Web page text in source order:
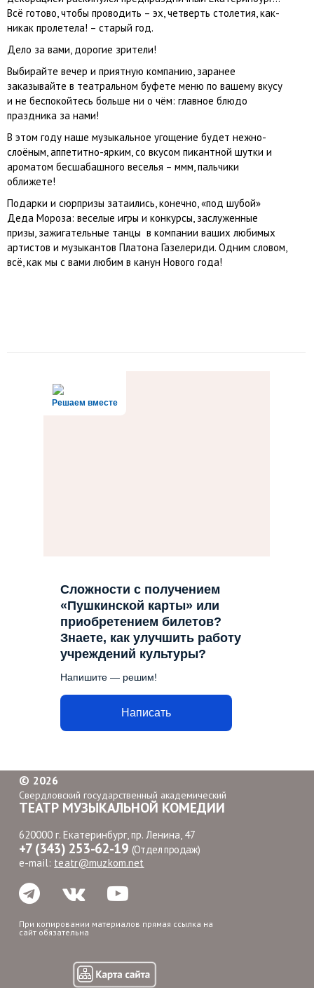
Всё готово, чтобы проводить – эх, четверть столетия, как-
никак пролетела! – старый год.
Дело за вами, дорогие зрители!
Выбирайте вечер и приятную компанию, заранее
заказывайте в театральном буфете меню по вашему вкусу
и не беспокойтесь больше ни о чём: главное блюдо
праздника за нами!
В этом году наше музыкальное угощение будет нежно-
слоёным, аппетитно-ярким, со вкусом пикантной шутки и
ароматом бесшабашного веселья – ммм, пальчики
оближете!
Подарки и сюрпризы затаились, конечно, «под шубой»
Деда Мороза: веселые игры и конкурсы, заслуженные
призы, зажигательные танцы в компании ваших любимых
артистов и музыкантов Платона Газелериди. Одним словом,
всё, как мы с вами любим в канун Нового года!
Решаем вместе
Сложности с получением
«Пушкинской карты» или
приобретением билетов?
Знаете, как улучшить работу
учреждений культуры?
Напишите — решим!
Написать
© 2026
Свердловский государственный академический
ТЕАТР МУЗЫКАЛЬНОЙ КОМЕДИИ
620000 г. Екатеринбург, пр. Ленина, 47
+7 (343) 253-62-19 (Отдел продаж)
e-mail: teatr@muzkom.net
При копировании материалов прямая ссылка на
сайт обязательна